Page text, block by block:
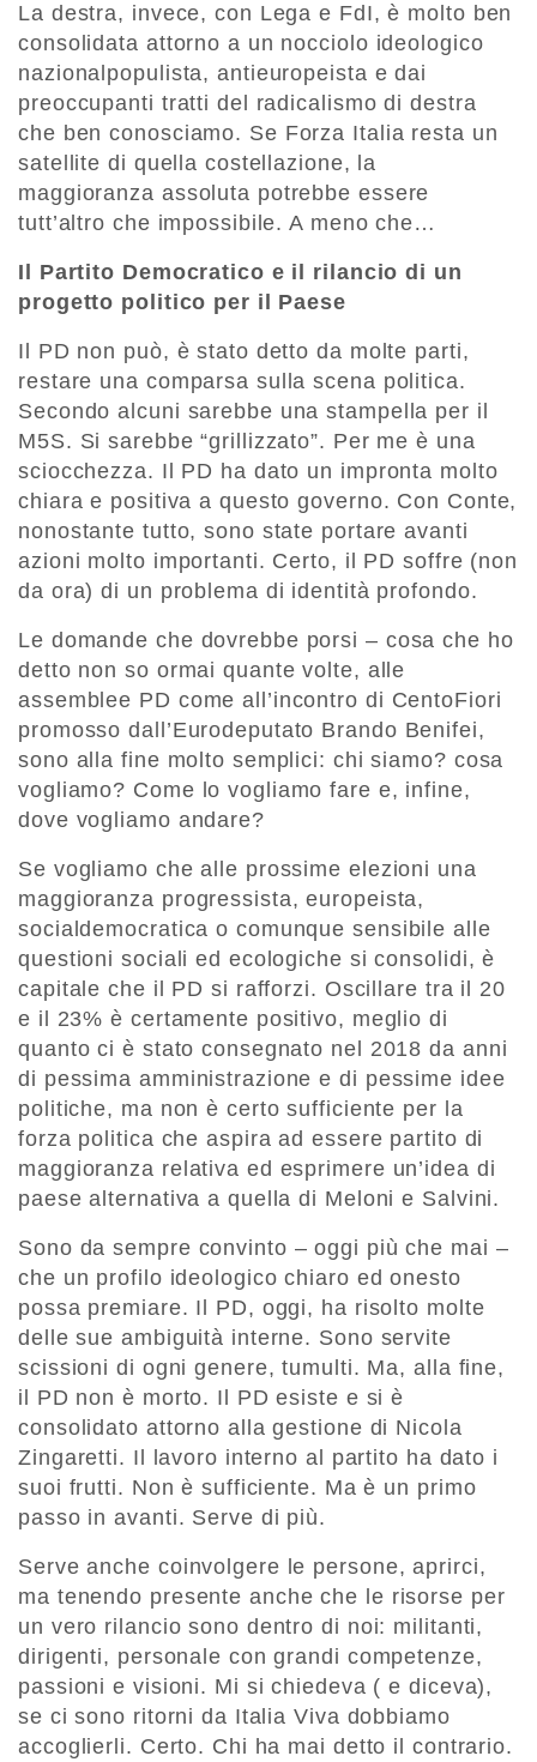
La destra, invece, con Lega e FdI, è molto ben
consolidata attorno a un nocciolo ideologico
nazionalpopulista, antieuropeista e dai
preoccupanti tratti del radicalismo di destra
che ben conosciamo. Se Forza Italia resta un
satellite di quella costellazione, la
maggioranza assoluta potrebbe essere
tutt’altro che impossibile. A meno che…
Il Partito Democratico e il rilancio di un
progetto politico per il Paese
Il PD non può, è stato detto da molte parti,
restare una comparsa sulla scena politica.
Secondo alcuni sarebbe una stampella per il
M5S. Si sarebbe “grillizzato”. Per me è una
sciocchezza. Il PD ha dato un impronta molto
chiara e positiva a questo governo. Con Conte,
nonostante tutto, sono state portare avanti
azioni molto importanti. Certo, il PD soffre (non
da ora) di un problema di identità profondo.
Le domande che dovrebbe porsi – cosa che ho
detto non so ormai quante volte, alle
assemblee PD come all’incontro di CentoFiori
promosso dall’Eurodeputato Brando Benifei,
sono alla fine molto semplici: chi siamo? cosa
vogliamo? Come lo vogliamo fare e, infine,
dove vogliamo andare?
Se vogliamo che alle prossime elezioni una
maggioranza progressista, europeista,
socialdemocratica o comunque sensibile alle
questioni sociali ed ecologiche si consolidi, è
capitale che il PD si rafforzi. Oscillare tra il 20
e il 23% è certamente positivo, meglio di
quanto ci è stato consegnato nel 2018 da anni
di pessima amministrazione e di pessime idee
politiche, ma non è certo sufficiente per la
forza politica che aspira ad essere partito di
maggioranza relativa ed esprimere un’idea di
paese alternativa a quella di Meloni e Salvini.
Sono da sempre convinto – oggi più che mai –
che un profilo ideologico chiaro ed onesto
possa premiare. Il PD, oggi, ha risolto molte
delle sue ambiguità interne. Sono servite
scissioni di ogni genere, tumulti. Ma, alla fine,
il PD non è morto. Il PD esiste e si è
consolidato attorno alla gestione di Nicola
Zingaretti. Il lavoro interno al partito ha dato i
suoi frutti. Non è sufficiente. Ma è un primo
passo in avanti. Serve di più.
Serve anche coinvolgere le persone, aprirci,
ma tenendo presente anche che le risorse per
un vero rilancio sono dentro di noi: militanti,
dirigenti, personale con grandi competenze,
passioni e visioni. Mi si chiedeva ( e diceva),
se ci sono ritorni da Italia Viva dobbiamo
accoglierli. Certo. Chi ha mai detto il contrario.